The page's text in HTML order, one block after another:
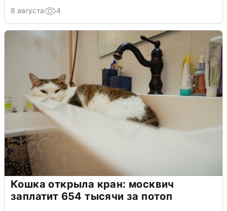
8 августа 4
Кошка открыла кран: москвич
заплатит 654 тысячи за потоп